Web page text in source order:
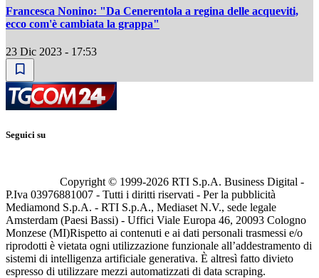
Francesca Nonino: "Da Cenerentola a regina delle acqueviti,
ecco com'è cambiata la grappa"
23 Dic 2023 - 17:53
Seguici su
Copyright © 1999-2026 RTI S.p.A. Business Digital -
P.Iva 03976881007 - Tutti i diritti riservati - Per la pubblicità
Mediamond S.p.A. - RTI S.p.A., Mediaset N.V., sede legale
Amsterdam (Paesi Bassi) - Uffici Viale Europa 46, 20093 Cologno
Monzese (MI)Rispetto ai contenuti e ai dati personali trasmessi e/o
riprodotti è vietata ogni utilizzazione funzionale all’addestramento di
sistemi di intelligenza artificiale generativa. È altresì fatto divieto
espresso di utilizzare mezzi automatizzati di data scraping.